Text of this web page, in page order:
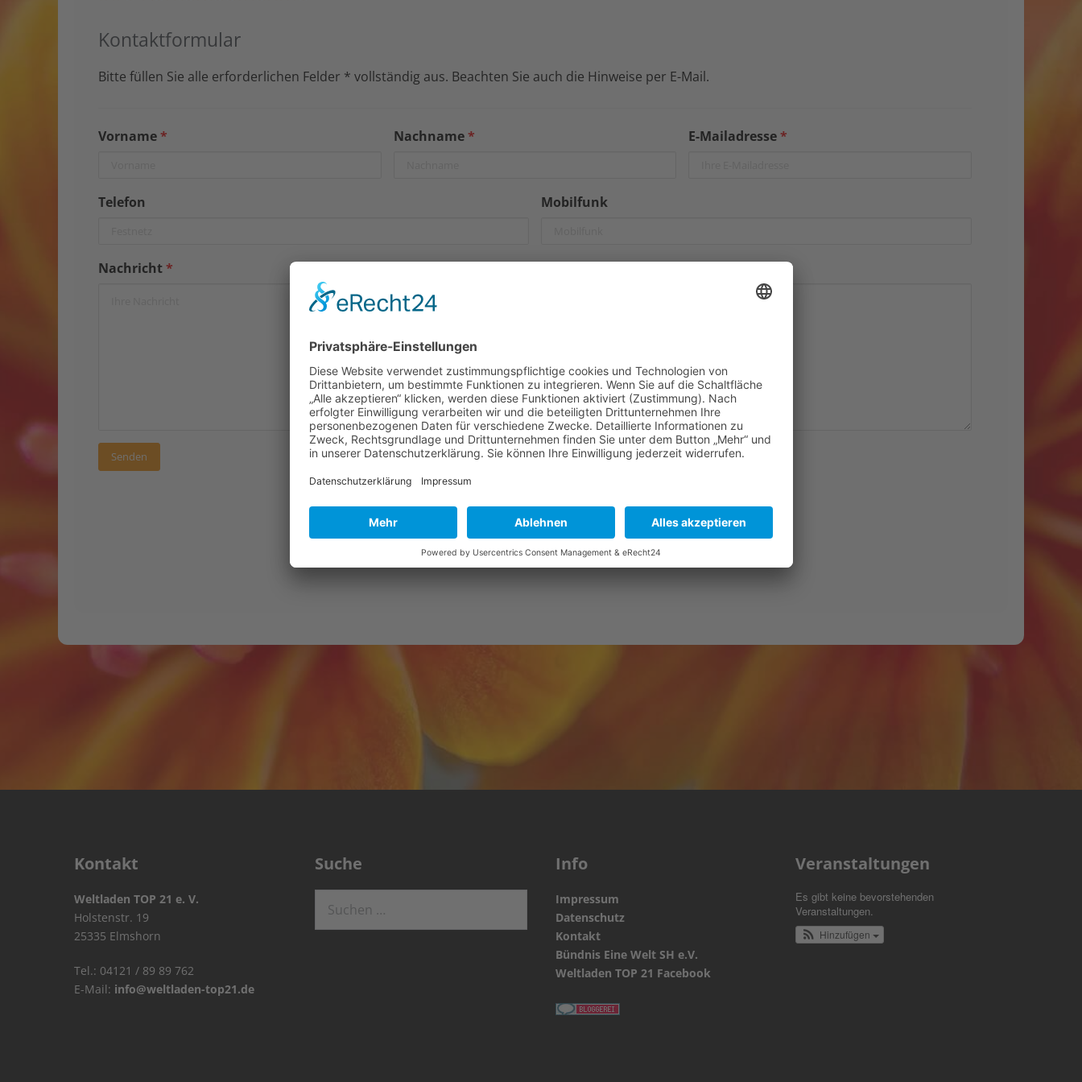
Kontaktformular
Bitte füllen Sie alle erforderlichen Felder * vollständig aus. Beachten Sie auch die Hinweise per E-Mail.
Vorname* Nachname* E-Mailadresse*
Telefon Mobilfunk
Nachricht*
Kontakt
Weltladen TOP 21 e. V.
Holstenstr. 19
25335 Elmshorn
Tel.: 04121 / 89 89 762
E-Mail: info@weltladen-top21.de
Suche
nach:
Info
Impressum
Datenschutz
Kontakt
Bündnis Eine Welt SH e.V.
Weltladen TOP 21 Facebook
Veranstaltungen
Es gibt keine bevorstehenden
Veranstaltungen.
Hinzufügen